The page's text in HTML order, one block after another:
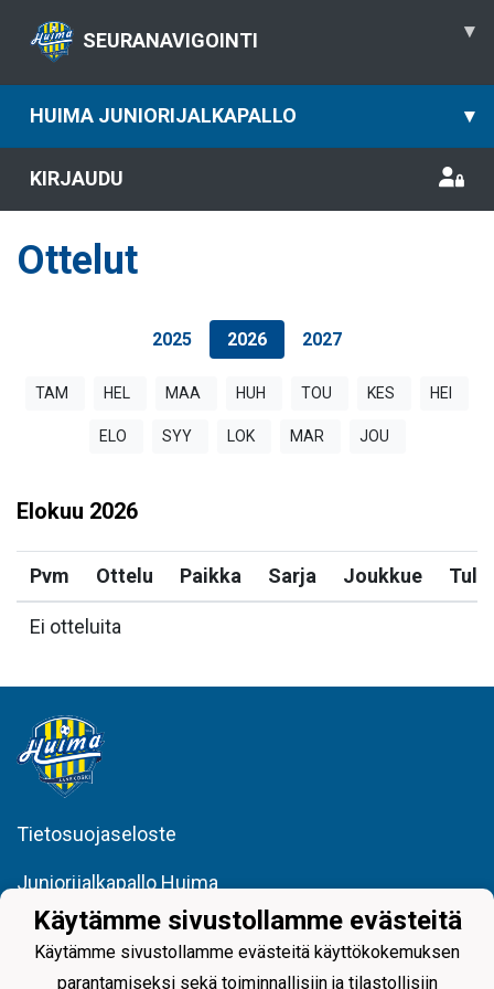
SEURANAVIGOINTI ▾
HUIMA JUNIORIJALKAPALLO ▾
KIRJAUDU
Ottelut
2025 2026 2027
TAM HEL MAA HUH TOU KES HEI
ELO SYY LOK MAR JOU
Elokuu 2026
Pvm Ottelu Paikka Sarja Joukkue
Ei otteluita
Tietosuojaseloste
Juniorijalkapallo Huima
minna.porrassalmi@huimajuniorijalkapallo.fi
@huimajuniorijalkapallo
Käytämme sivustollamme evästeitä
Käytämme sivustollamme evästeitä käyttökokemuksen
parantamiseksi sekä toiminnallisiin ja tilastollisiin